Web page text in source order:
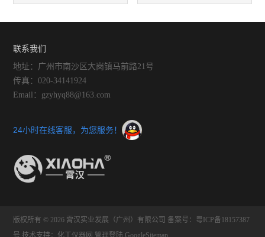
表面均匀分布？
联系我们
地址：广州市南沙区大岗镇马前路21号
传真：020-34141924
Email：gzyhyq88@163.com
24小时在线客服，为您服务！
版权所有 © 2026 霄汉实业发展（广州）有限公司 备案号：粤ICP备18157387
号 技术支持： 化工仪器网 管理登陆 GoogleSitemap